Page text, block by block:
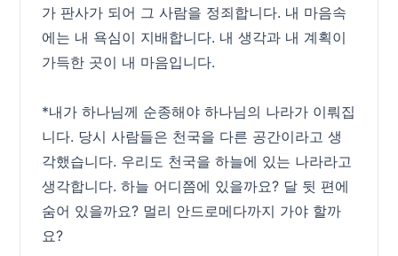
가 판사가 되어 그 사람을 정죄합니다. 내 마음속
에는 내 욕심이 지배합니다. 내 생각과 내 계획이
가득한 곳이 내 마음입니다.
*내가 하나님께 순종해야 하나님의 나라가 이뤄집
니다. 당시 사람들은 천국을 다른 공간이라고 생
각했습니다. 우리도 천국을 하늘에 있는 나라라고
생각합니다. 하늘 어디쯤에 있을까요? 달 뒷 편에
숨어 있을까요? 멀리 안드로메다까지 가야 할까
요?